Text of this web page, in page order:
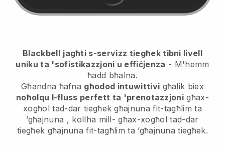
Blackbell jagħti s-servizz tiegħek tibni livell
uniku ta 'sofistikazzjoni u effiċjenza - M'hemm
ħadd bħalna.
Għandna ħafna għodod intuwittivi għalik biex
noħolqu l-fluss perfett ta 'prenotazzjoni għax-
xogħol tad-dar tiegħek għajnuna fit-tagħlim ta
’għajnuna , kollha mill-għax-xogħol tad-dar
tiegħek għajnuna fit-tagħlim ta ’għajnuna tiegħek.